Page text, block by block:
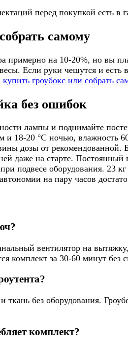
перед покупкой есть в
самому
примерно на 10-20%, но вы
Если руки чешутся и есть
купить гроубокс или собрать
без ошибок
лампы и поднимайте
и 18-20 °C ночью, влажность
дозы от рекомендованной.
даже на старте. Постоянный
подвесе оборудования. 23
на пару часов
вентилятор на
комплект за 30-60 минут без
и ткань без оборудования.
комплект?